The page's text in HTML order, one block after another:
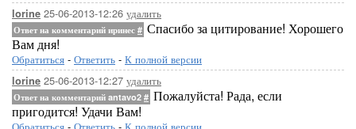
lorine 25-06-2013-12:26 удалить
Ответ на комментарий иринес # Спасибо за цитирование! Хорошего
Вам дня!
Обратиться - Ответить - К полной версии
lorine 25-06-2013-12:27 удалить
Ответ на комментарий antavo2 # Пожалуйста! Рада, если
пригодится! Удачи Вам!